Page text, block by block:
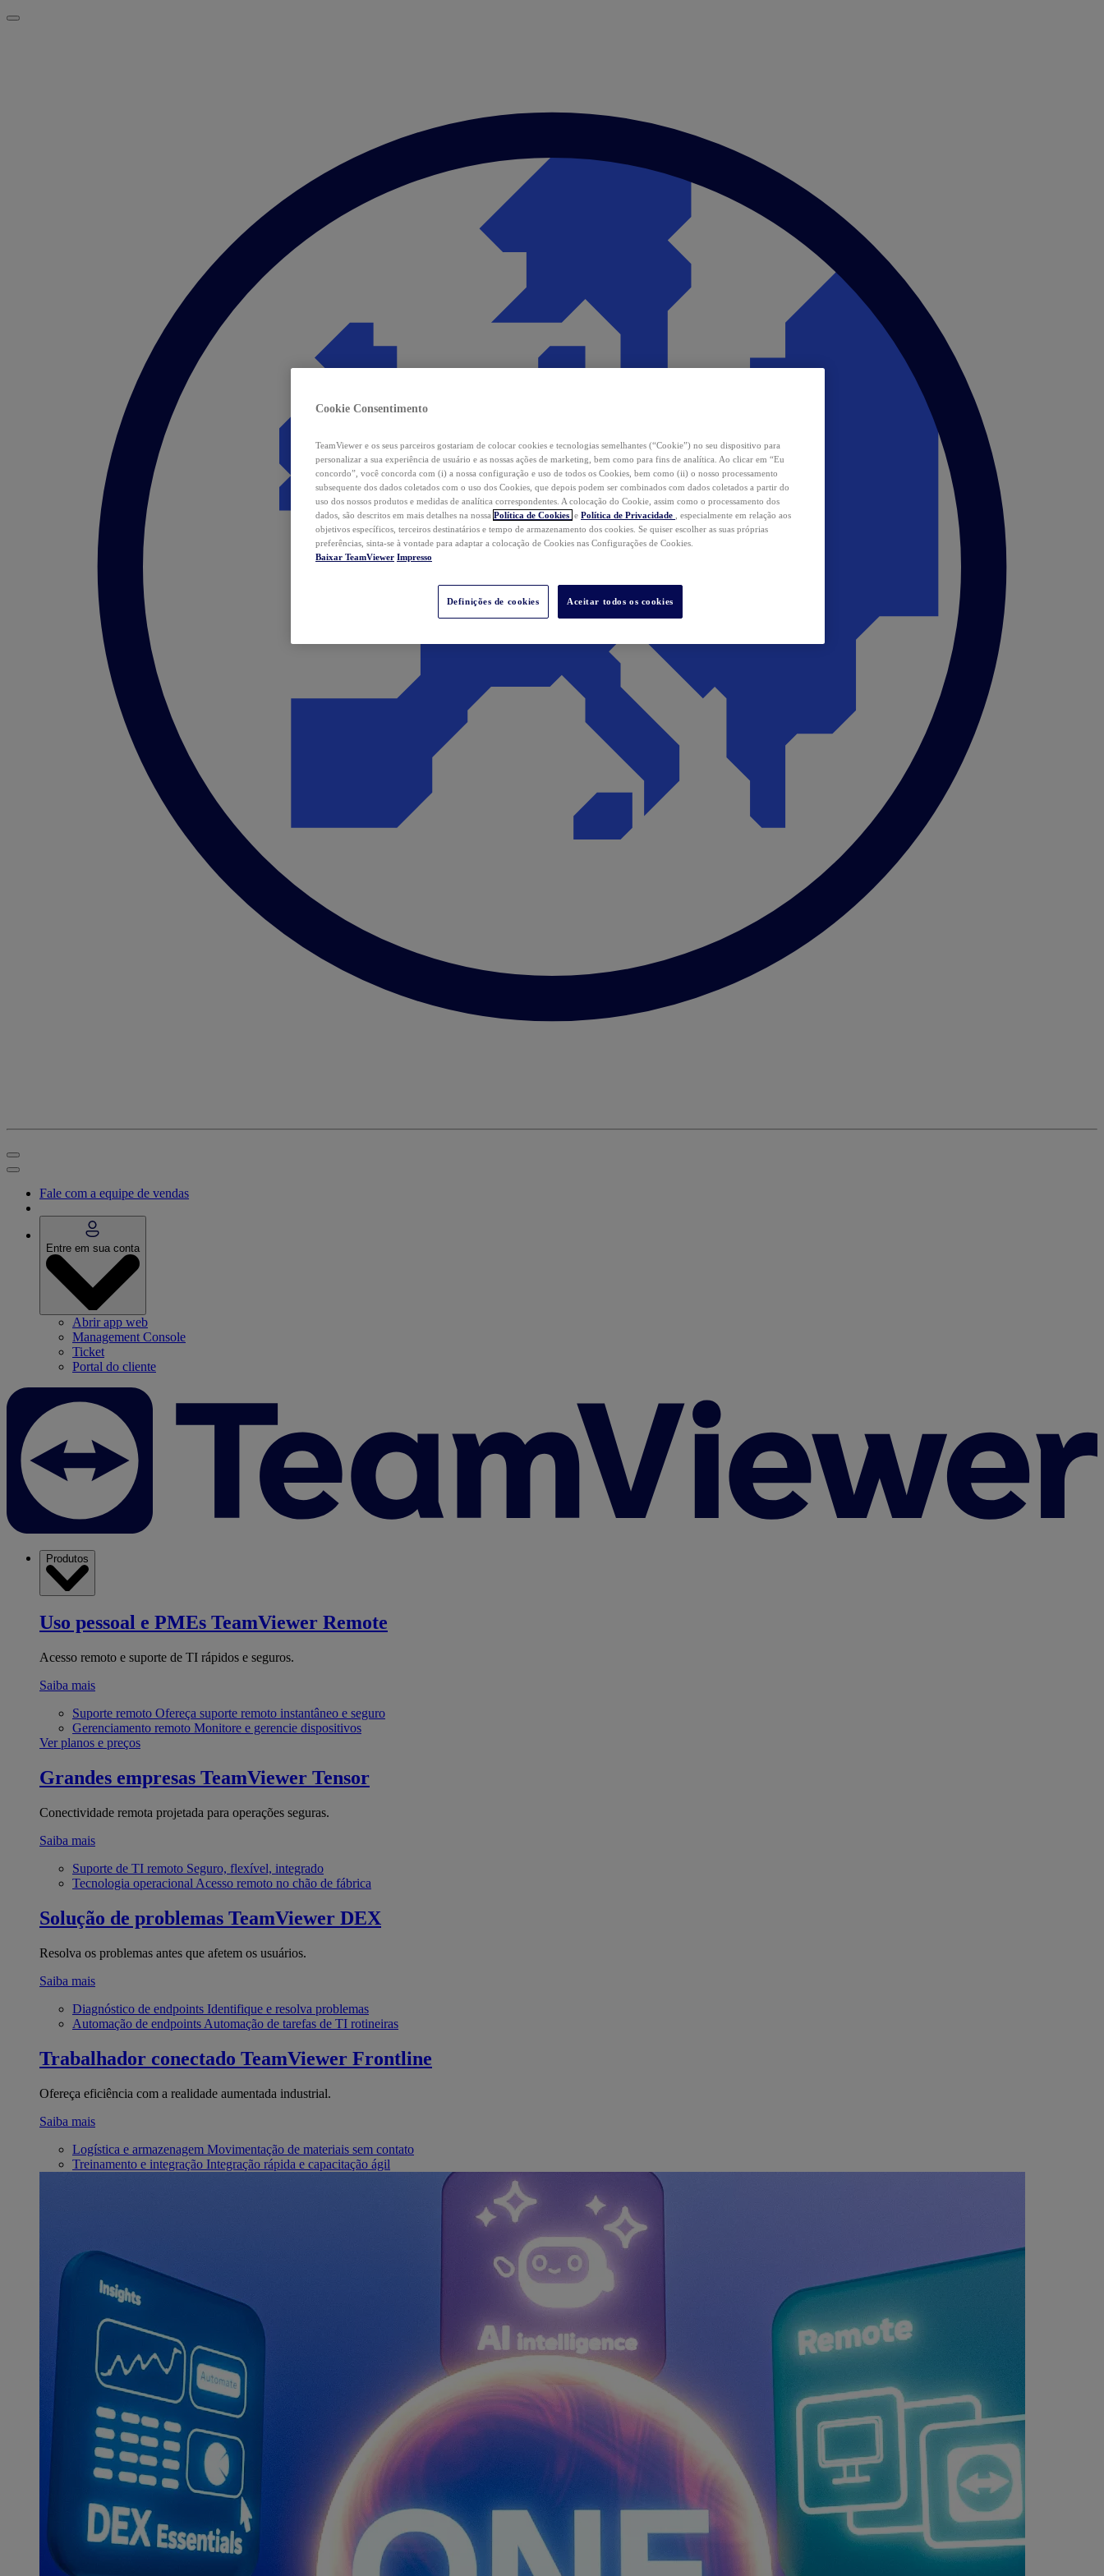
Fale com a equipe de vendas
Entre em sua conta
Abrir app web
Management Console
Ticket
Portal do cliente
Produtos
Uso pessoal e PMEs TeamViewer Remote
Acesso remoto e suporte de TI rápidos e seguros.
Saiba mais
Suporte remoto Ofereça suporte remoto instantâneo e seguro
Gerenciamento remoto Monitore e gerencie dispositivos
Ver planos e preços
Grandes empresas TeamViewer Tensor
Conectividade remota projetada para operações seguras.
Saiba mais
Suporte de TI remoto Seguro, flexível, integrado
Tecnologia operacional Acesso remoto no chão de fábrica
Solução de problemas TeamViewer DEX
Resolva os problemas antes que afetem os usuários.
Saiba mais
Diagnóstico de endpoints Identifique e resolva problemas
Automação de endpoints Automação de tarefas de TI rotineiras
Trabalhador conectado TeamViewer Frontline
Ofereça eficiência com a realidade aumentada industrial.
Saiba mais
Logística e armazenagem Movimentação de materiais sem contato
Treinamento e integração Integração rápida e capacitação ágil
Cookie Consentimento
TeamViewer e os seus parceiros gostariam de colocar cookies e tecnologias semelhantes (“Cookie”) no seu dispositivo para
personalizar a sua experiência de usuário e as nossas ações de marketing, bem como para fins de analítica. Ao clicar em “Eu
concordo”, você concorda com (i) a nossa configuração e uso de todos os Cookies, bem como (ii) o nosso processamento
subsequente dos dados coletados com o uso dos Cookies, que depois podem ser combinados com dados coletados a partir do
uso dos nossos produtos e medidas de analítica correspondentes. A colocação do Cookie, assim como o processamento dos
dados, são descritos em mais detalhes na nossa Política de Cookies e Política de Privacidade
, especialmente em relação aos
objetivos específicos, terceiros destinatários e tempo de armazenamento dos cookies. Se quiser escolher as suas próprias
preferências, sinta-se à vontade para adaptar a colocação de Cookies nas Configurações de Cookies.
Baixar TeamViewer Impresso
Definições de cookies Aceitar todos os cookies